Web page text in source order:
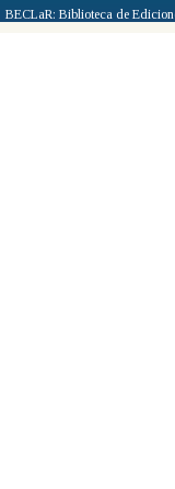
BECLaR: Biblioteca de